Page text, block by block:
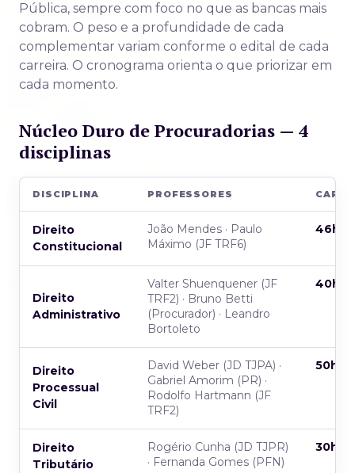
Pública, sempre com foco no que as bancas mais
cobram. O peso e a profundidade de cada
complementar variam conforme o edital de cada
carreira. O cronograma orienta o que priorizar em
cada momento.
Núcleo Duro de Procuradorias — 4
disciplinas
DISCIPLINA PROFESSORES CARGA
Direito
Constitucional
João Mendes · Paulo
Máximo (JF TRF6)
46h
Direito
Administrativo
Valter Shuenquener (JF
TRF2) · Bruno Betti
(Procurador) · Leandro
Bortoleto
40h
Direito
Processual
Civil
David Weber (JD TJPA) ·
Gabriel Amorim (PR) ·
Rodolfo Hartmann (JF
TRF2)
50h
Direito
Tributário
Rogério Cunha (JD TJPR)
· Fernanda Gomes (PFN)
30h